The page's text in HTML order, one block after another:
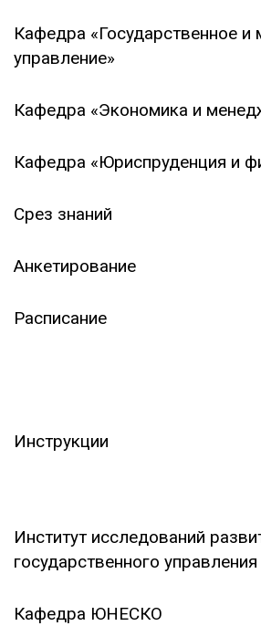
Кафедра «Государственное и
управление»
Кафедра «Экономика и
Кафедра «Юриспруденция и
Срез знаний
Анкетирование
Расписание
Инструкции
Институт исследований
государственного управления
Кафедра ЮНЕСКО